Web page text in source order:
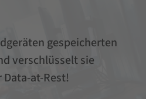
gespeicherten
verschlüsselt sie
at-Rest!